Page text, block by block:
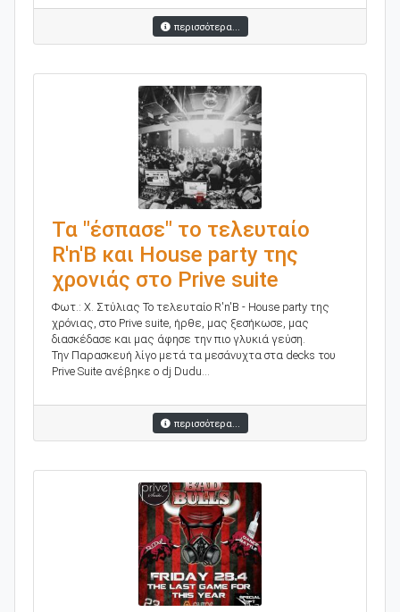
περισσότερα...
Τα "έσπασε" το τελευταίο
R'n'B και House party της
χρονιάς στο Prive suite
Φωτ.: Χ. Στύλιας Το τελευταίο R'n'B - House party της
χρόνιας, στο Prive suite, ήρθε, μας ξεσήκωσε, μας
διασκέδασε και μας άφησε την πιο γλυκιά γεύση.
Την Παρασκευή λίγο μετά τα μεσάνυχτα στα decks του
Prive Suite ανέβηκε ο dj Dudu...
περισσότερα...